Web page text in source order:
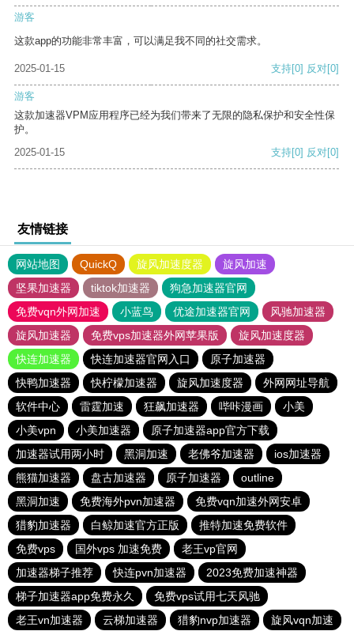
游客
这款app的功能非常丰富，可以满足我不同的社交需求。
2025-01-15 支持[0] 反对[0]
游客
这款加速器VPM应用程序已经为我们带来了无限的隐私保护和安全性保
护。
2025-01-15
支持[0] 反对[0]
友情链接
网站地图 QuickQ 旋风加速度器
旋风加速
坚果加速器
tiktok加速器
狗急加速器官网
免费vqn外网加速
小蓝鸟 优途加速器官网
风驰加速器
旋风加速器
免费vps加速器外网苹果版
旋风加速度器
快连加速器
快连加速器官网入口
原子加速器
快鸭加速器
快柠檬加速器 旋风加速度器
外网网址导航
软件中心
雷霆加速 狂飙加速器 哔咔漫画
小美
小美vpn
小美加速器
原子加速器app官方下载
加速器试用两小时
黑洞加速 老佛爷加速器
ios加速器
熊猫加速器
盘古加速器 原子加速器
outline
黑洞加速
免费海外pvn加速器
免费vqn加速外网安卓
猎豹加速器
白鲸加速官方正版
推特加速免费软件
免费vps
国外vps 加速免费
老王vp官网
加速器梯子推荐
快连pvn加速器
2023免费加速神器
梯子加速器app免费永久
免费vps试用七天风驰
老王vn加速器
云梯加速器 猎豹nvp加速器 旋风vqn加速